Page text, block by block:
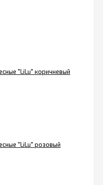
"LiLu" коричневый
"LiLu" розовый